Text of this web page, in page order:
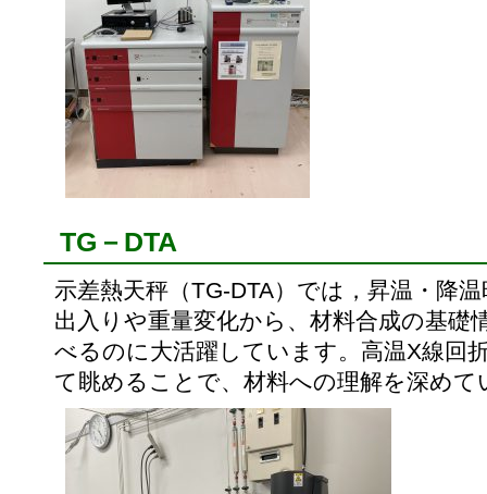
TG－DTA
示差熱天秤（TG-DTA）では，昇温・降
出入りや重量変化から、材料合成の基礎
べるのに大活躍しています。高温X線回
て眺めることで、材料への理解を深めて